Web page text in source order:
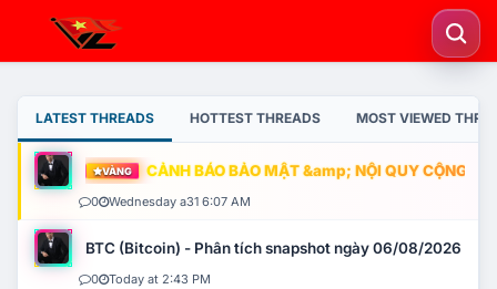
LATEST THREADS HOTTEST THREADS MOST VIEWED
VÀNG CẢNH BÁO BẢO MẬT &amp; NỘI QUY CỘNG
0 Wednesday a31 6:07 AM
BTC (Bitcoin) - Phân tích snapshot ngày 06/08/2026
0 Today at 2:43 PM